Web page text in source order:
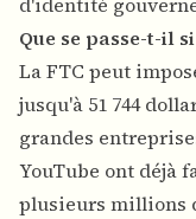
Que se passe-t-il
La FTC peut
jusqu'à 51 744
grandes
YouTube ont déjà
plusieurs millions